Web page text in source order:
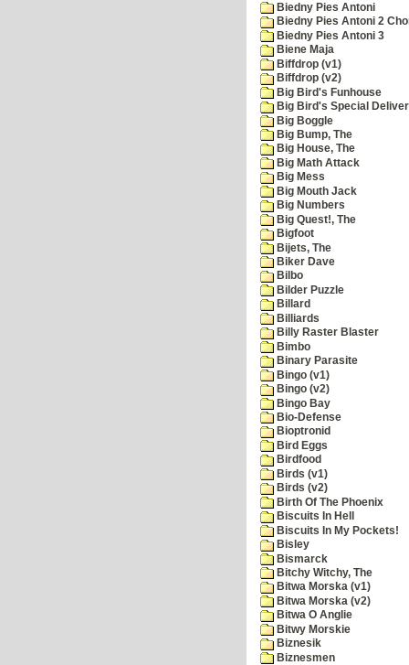
Biedny Pies Antoni
Biedny Pies Antoni 2
Biedny Pies Antoni 3
Biene Maja
Biffdrop (v1)
Biffdrop (v2)
Big Bird's Funhouse
Big Bird's Special
Big Boggle
Big Bump, The
Big House, The
Big Math Attack
Big Mess
Big Mouth Jack
Big Numbers
Big Quest!, The
Bigfoot
Bijets, The
Biker Dave
Bilbo
Bilder Puzzle
Billard
Billiards
Billy Raster Blaster
Bimbo
Binary Parasite
Bingo (v1)
Bingo (v2)
Bingo Bay
Bio-Defense
Bioptronid
Bird Eggs
Birdfood
Birds (v1)
Birds (v2)
Birth Of The Phoenix
Biscuits In Hell
Biscuits In My Pockets!
Bisley
Bismarck
Bitchy Witchy, The
Bitwa Morska (v1)
Bitwa Morska (v2)
Bitwa O Anglie
Bitwy Morskie
Biznesik
Biznesmen